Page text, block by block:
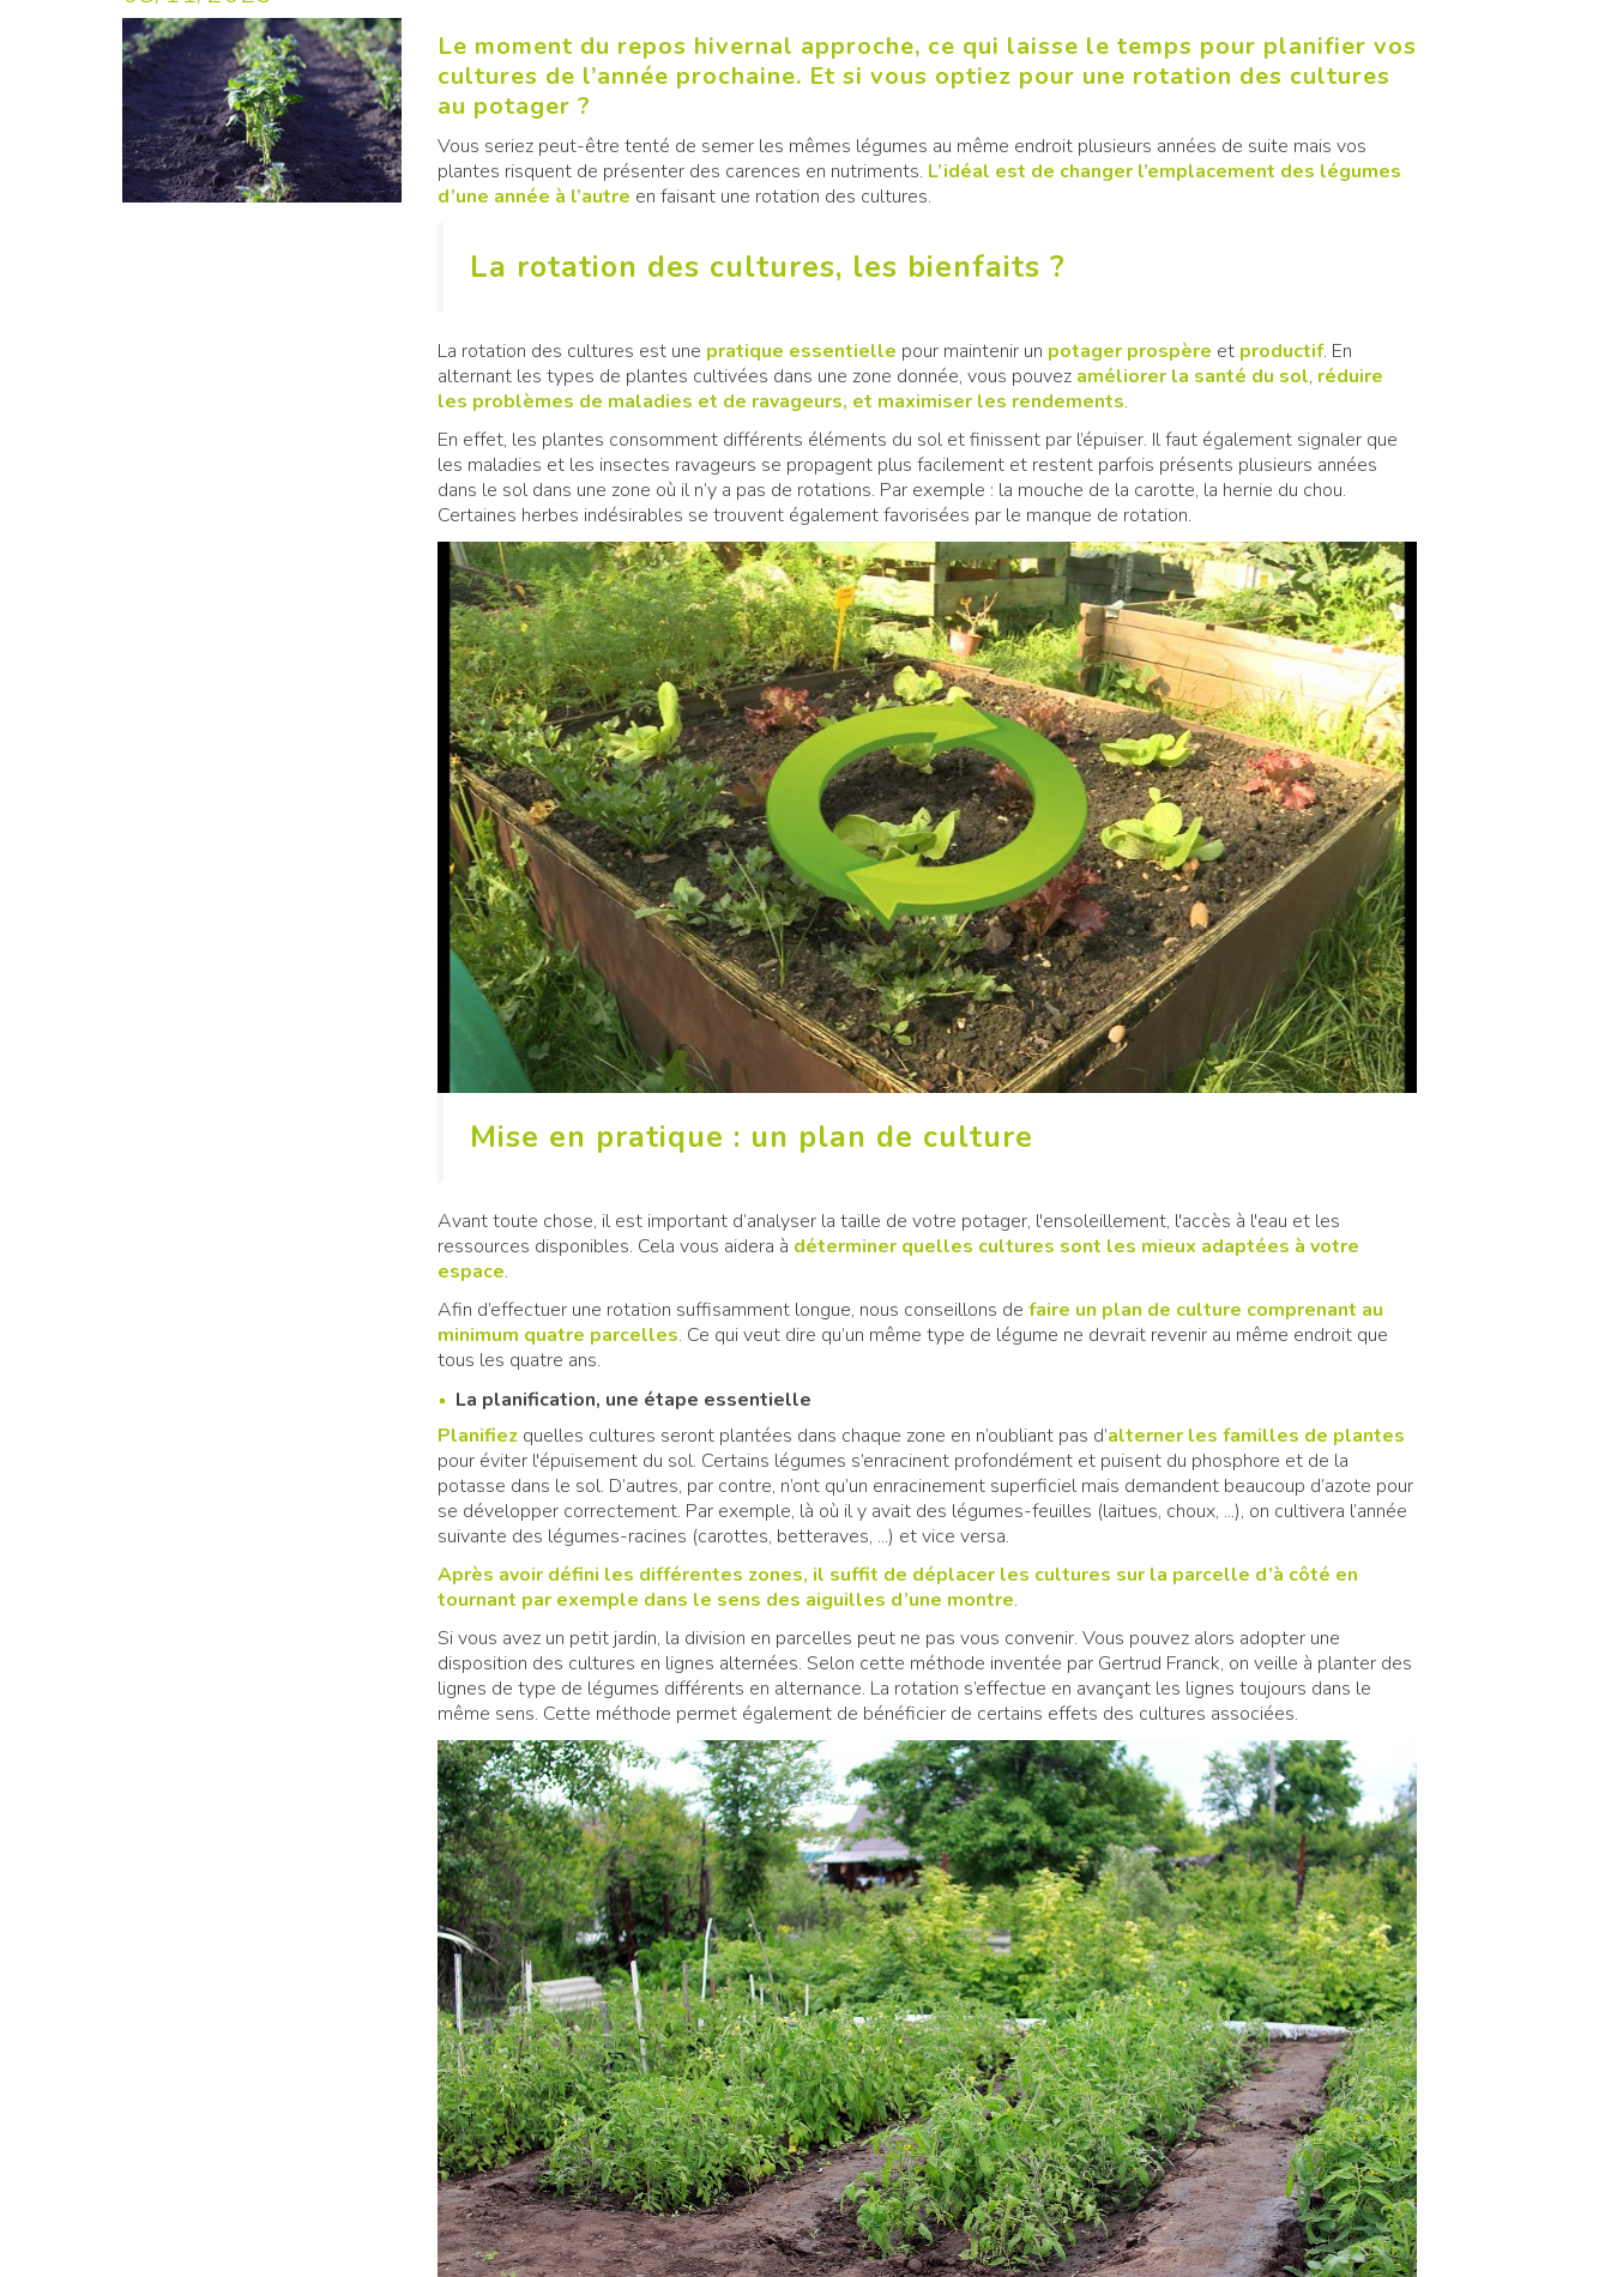
Le moment du repos hivernal approche, ce qui laisse le temps pour planifier vos
cultures de l’année prochaine. Et si vous optiez pour une rotation des cultures
au potager ?
Vous seriez peut-être tenté de semer les mêmes légumes au même endroit plusieurs années de suite mais vos
plantes risquent de présenter des carences en nutriments. L’idéal est de changer l’emplacement des légumes
d’une année à l’autre en faisant une rotation des cultures.
La rotation des cultures, les bienfaits ?
La rotation des cultures est une pratique essentielle pour maintenir un potager prospère et productif. En
alternant les types de plantes cultivées dans une zone donnée, vous pouvezaméliorer la santé du sol, réduire
les problèmes de maladies et de ravageurs, et maximiser les rendements.
En effet, les plantes consomment différents éléments du sol et finissent par l’épuiser. Il faut également signaler que
les maladies et les insectes ravageurs se propagent plus facilement et restent parfois présents plusieurs années
dans le sol dans une zone où il n’y a pas de rotations. Par exemple : la mouche de la carotte, la hernie du chou.
Certaines herbes indésirables se trouvent également favorisées par le manque de rotation.
Mise en pratique : un plan de culture
Avant toute chose, il est important d’analyser la taille de votre potager, l'ensoleillement, l'accès à l'eau et les
ressources disponibles. Cela vous aidera à déterminer quelles cultures sont les mieux adaptées à votre
espace.
Afin d’effectuer une rotation suffisamment longue, nous conseillons de faire un plan de culture comprenant au
minimum quatre parcelles. Ce qui veut dire qu’un même type de légume ne devrait revenir au même endroit que
tous les quatre ans.
La planification, une étape essentielle
Planifiez quelles cultures seront plantées dans chaque zone en n’oubliant pas d’alterner les familles de plantes
pour éviter l'épuisement du sol. Certains légumes s’enracinent profondément et puisent du phosphore et de la
potasse dans le sol. D’autres, par contre, n’ont qu’un enracinement superficiel mais demandent beaucoup d’azote pour
se développer correctement. Par exemple, là où il y avait des légumes-feuilles (laitues, choux, ...), on cultivera l’année
suivante des légumes-racines (carottes, betteraves, ...) et vice versa.
Après avoir défini les différentes zones, il suffit de déplacer les cultures sur la parcelle d’à côté en
tournant par exemple dans le sens des aiguilles d’une montre.
Si vous avez un petit jardin, la division en parcelles peut ne pas vous convenir. Vous pouvez alors adopter une
disposition des cultures en lignes alternées. Selon cette méthode inventée par Gertrud Franck, on veille à planter des
lignes de type de légumes différents en alternance. La rotation s’effectue en avançant les lignes toujours dans le
même sens. Cette méthode permet également de bénéficier de certains effets des cultures associées.